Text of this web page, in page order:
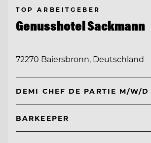
TOP ARBEITGEBER
Genusshotel Sackmann
72270 Baiersbronn, Deutschland
DEMI CHEF DE PARTIE M/W/D
BARKEEPER